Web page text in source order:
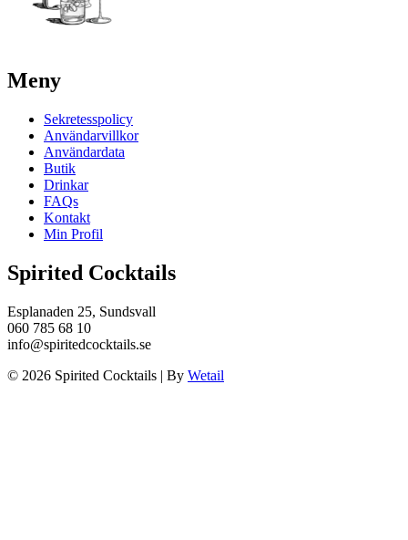
Meny
Sekretesspolicy
Användarvillkor
Användardata
Butik
Drinkar
FAQs
Kontakt
Min Profil
Spirited Cocktails
Esplanaden 25, Sundsvall
060 785 68 10
info@spiritedcocktails.se
© 2026 Spirited Cocktails | By Wetail